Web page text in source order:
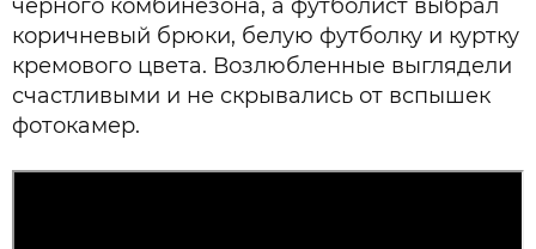
черного комбинезона, а футболист выбрал
коричневый брюки, белую футболку и куртку
кремового цвета. Возлюбленные выглядели
счастливыми и не скрывались от вспышек
фотокамер.